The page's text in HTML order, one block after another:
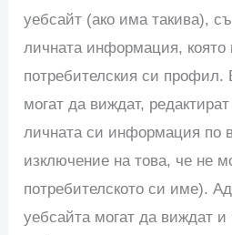
уебсайт (ако има такива),
личната информация, която
потребителския си профил.
могат да виждат,
личната си информация по
изключение на това, че не
потребителското си име).
уебсайта могат да виждат и